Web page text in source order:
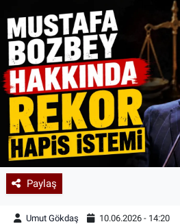
Paylaş
Umut Gökdaş 10.06.2026 - 14:20
Kültür & Sanat
Sağlık
Siyaset
Teknoloji
Yazarlar